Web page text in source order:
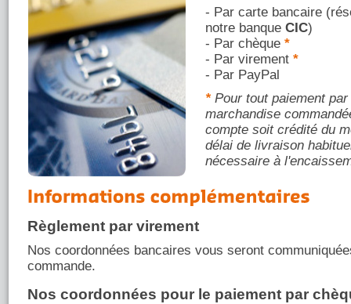
- Par carte bancaire
notre banque CIC)
- Par chèque *
- Par virement *
- Par PayPal
*Pour tout paiement
marchandise
compte soit crédité du
délai de livraison
nécessaire à
Règlement par virement
Nos coordonnées bancaires vous seront
commande.
Nos coordonnées pour le paiement par